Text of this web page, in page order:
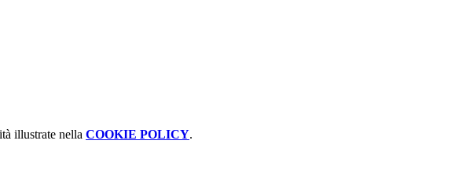
illustrate nella COOKIE POLICY.